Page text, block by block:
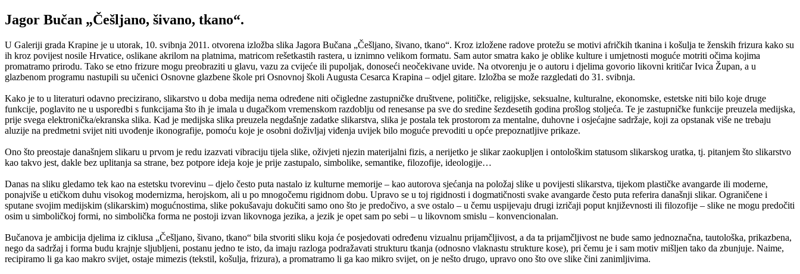
Jagor Bučan „Češljano, šivano, tkano“.
U Galeriji grada Krapine je u utorak, 10. svibnja 2011. otvorena izložba slika Jagora Bučana „Češljano, šivano, tkano“. Kroz izložene radove protežu se motivi afričkih tkanina i košulja te ženskih frizura kako su
ih kroz povijest nosile Hrvatice, oslikane akrilom na platnima, matricom rešetkastih rastera, u iznimno velikom formatu. Sam autor smatra kako je oblike kulture i umjetnosti moguće motriti očima kojima
promatramo prirodu. Tako se etno frizure mogu preobraziti u glavu, vazu za cvijeće ili pupoljak, donoseći neočekivane uvide. Na otvorenju je o autoru i djelima govorio likovni kritičar Ivica Župan, a u
glazbenom programu nastupili su učenici Osnovne glazbene škole pri Osnovnoj školi Augusta Cesarca Krapina – odjel gitare. Izložba se može razgledati do 31. svibnja.
Kako je to u literaturi odavno precizirano, slikarstvo u doba medija nema određene niti očigledne zastupničke društvene, političke, religijske, seksualne, kulturalne, ekonomske, estetske niti bilo koje druge
funkcije, poglavito ne u usporedbi s funkcijama što ih je imala u dugačkom vremenskom razdoblju od renesanse pa sve do sredine šezdesetih godina prošlog stoljeća. Te je zastupničke funkcije preuzela medijska,
prije svega elektronička/ekranska slika. Kad je medijska slika preuzela negdašnje zadatke slikarstva, slika je postala tek prostorom za mentalne, duhovne i osjećajne sadržaje, koji za opstanak više ne trebaju
aluzije na predmetni svijet niti uvođenje ikonografije, pomoću koje je osobni doživljaj viđenja uvijek bilo moguće prevoditi u opće prepoznatljive prikaze.
Ono što preostaje današnjem slikaru u prvom je redu izazvati vibraciju tijela slike, oživjeti njezin materijalni fizis, a nerijetko je slikar zaokupljen i ontološkim statusom slikarskog uratka, tj. pitanjem što slikarstvo
kao takvo jest, dakle bez uplitanja sa strane, bez potpore ideja koje je prije zastupalo, simbolike, semantike, filozofije, ideologije…
Danas na sliku gledamo tek kao na estetsku tvorevinu – djelo često puta nastalo iz kulturne memorije – kao autorova sjećanja na položaj slike u povijesti slikarstva, tijekom plastičke avangarde ili moderne,
ponajviše u etičkom duhu visokog modernizma, herojskom, ali u po mnogočemu rigidnom dobu. Upravo se u toj rigidnosti i dogmatičnosti svake avangarde često puta referira današnji slikar. Ograničene i
sputane svojim medijskim (slikarskim) mogućnostima, slike pokušavaju dokučiti samo ono što je predočivo, a sve ostalo – u čemu uspijevaju drugi izričaji poput književnosti ili filozofije – slike ne mogu predočiti
osim u simboličkoj formi, no simbolička forma ne postoji izvan likovnoga jezika, a jezik je opet sam po sebi – u likovnom smislu – konvencionalan.
Bučanova je ambicija djelima iz ciklusa „Češljano, šivano, tkano“ bila stvoriti sliku koja će posjedovati određenu vizualnu prijamčljivost, a da ta prijamčljivost ne bude samo jednoznačna, tautološka, prikazbena,
nego da sadržaj i forma budu krajnje sljubljeni, postanu jedno te isto, da imaju razloga podražavati strukturu tkanja (odnosno vlaknastu strukture kose), pri čemu je i sam motiv mišljen tako da zbunjuje. Naime,
recipiramo li ga kao makro svijet, ostaje mimezis (tekstil, košulja, frizura), a promatramo li ga kao mikro svijet, on je nešto drugo, upravo ono što ove slike čini zanimljivima.